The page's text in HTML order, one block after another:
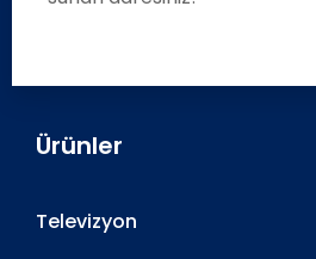
Ürünler
Televizyon